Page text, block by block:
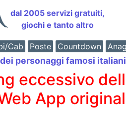
dal 2005 servizi gratuiti,
giochi e tanto altro
Cab Poste Countdown
personaggi famosi italiani
eccessivo
App